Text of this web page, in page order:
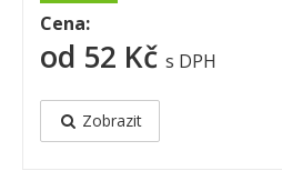
Cena:
od 52 Kč s DPH
Zobrazit